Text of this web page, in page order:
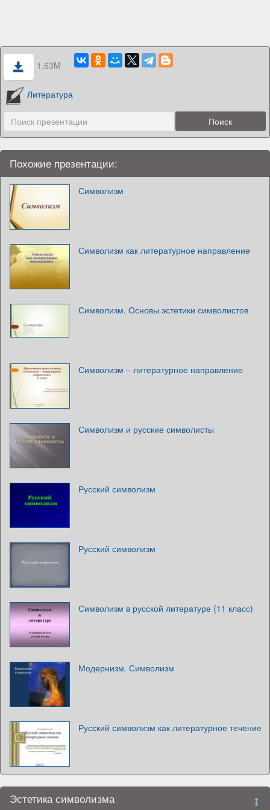
1.63M
Литература
Похожие презентации:
Символизм
Символизм как литературное направление
Символизм. Основы эстетики символистов
Символизм – литературное направление
Символизм и русские символисты
Русский символизм
Русский символизм
Символизм в русской литературе (11 класс)
Модернизм. Символизм
Русский символизм как литературное течение
Эстетика символизма